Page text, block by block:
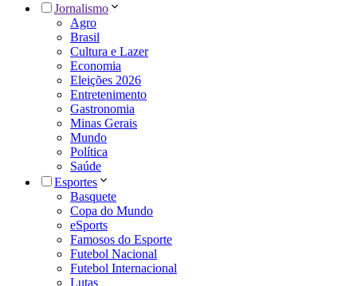
Jornalismo
Agro
Brasil
Cultura e Lazer
Economia
Eleições 2026
Entretenimento
Gastronomia
Minas Gerais
Mundo
Política
Saúde
Esportes
Basquete
Copa do Mundo
eSports
Famosos do Esporte
Futebol Nacional
Futebol Internacional
Lutas